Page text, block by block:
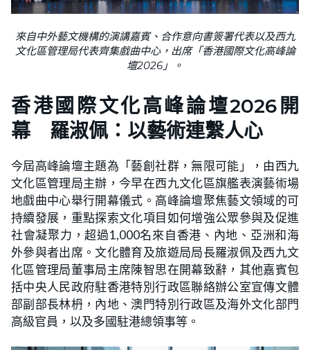
來自中外藝文機構的演講嘉賓、合作意向書簽署代表以及西九
文化區管理局代表齊集戲曲中心，出席「香港國際文化高峰論
壇2026」。
香港國際文化高峰論壇2026開
幕 羅淑佩：以藝術連繫人心
今屆高峰論壇主題為「藝創社群，無限可能」，由西九
文化區管理局主辦，今早在西九文化區旗艦表演藝術場
地戲曲中心舉行開幕儀式。高峰論壇聚焦藝文領域的可
持續發展，重點探索文化項目如何增強公眾參與及促進
社會凝聚力，超過1,000名來自香港、內地、亞洲和海
外參與者出席。文化體育及旅遊局局長羅淑佩及西九文
化區管理局董事局主席陳智思在開幕致辭，其他嘉賓包
括中央人民政府駐香港特別行政區聯絡辦公室宣傳文體
部副部長林枬，內地、澳門特別行政區及海外文化部門
高級官員，以及多國駐港總領事等。